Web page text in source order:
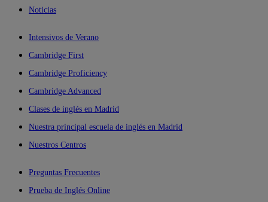
Noticias
Intensivos de Verano
Cambridge First
Cambridge Proficiency
Cambridge Advanced
Clases de inglés en Madrid
Nuestra principal escuela de inglés en Madrid
Nuestros Centros
Preguntas Frecuentes
Prueba de Inglés Online